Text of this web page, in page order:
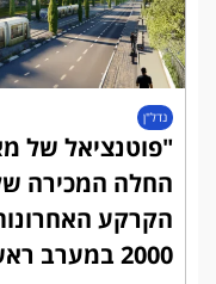
נדל"ן
"פוטנציאל של
החלה המכירה
הקרקע
2000 במערב ראשון לציון